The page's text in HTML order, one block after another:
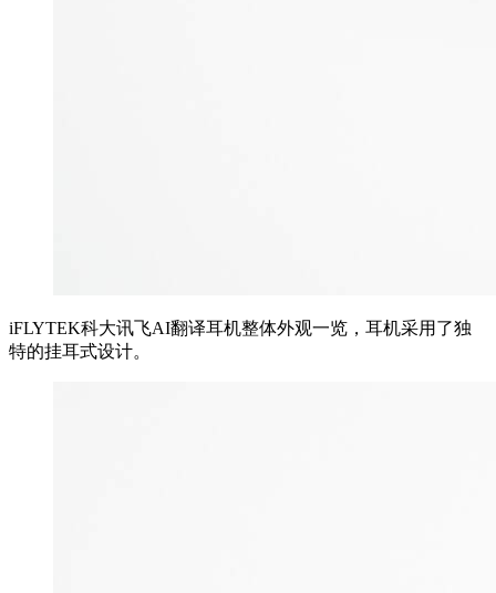
iFLYTEK科大讯飞AI翻译耳机整体外观一览，耳机采用了独
特的挂耳式设计。